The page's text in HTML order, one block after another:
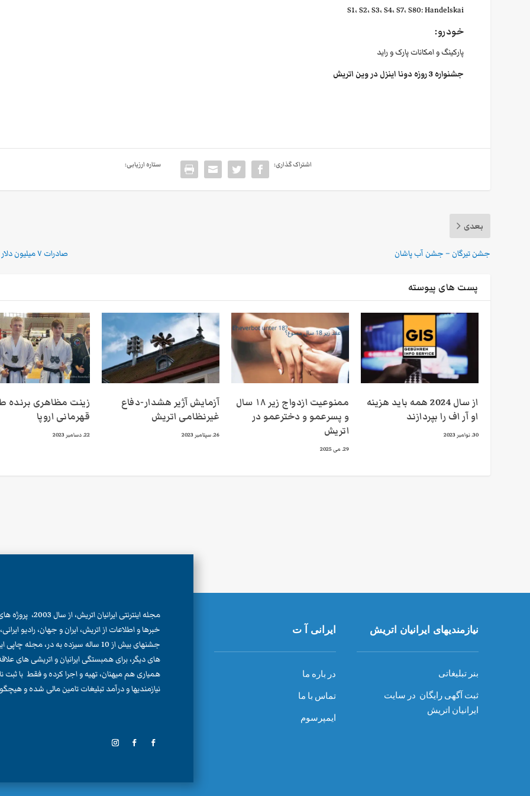
S1، S2، S3، S4، S7، S80: Handelskai
خودرو:
پارکینگ و امکانات پارک و راید
جشنواره 3 روزه دونا اینزل در وین اتریش
اشتراک گذاری: ستاره ارزیابی:
صادرات ۷ میلیون دلار آب به روسیه
بعدی
جشن تیرگان – جشن آب پاشان
پست های پیوسته
از سال 2024 همه باید هزینه
او آر اف را بپردازند
30. نوامبر 2023
ممنوعیت ازدواج زیر ۱۸ سال
و پسرعمو و دخترعمو در
اتریش
29. می 2025
آزمایش آژیر هشدار-دفاع
غیرنظامی اتریش
26. سپتامبر 2023
زینت مظاهری برنده
قهرمانی اروپا
22. دسامبر 2023
مجله اینترنتی ایرانیان
خبرها و اطلاعات از اتریش، ایران و جهان، رادیو
جشنهای بیش از 10 ساله سیزده به در، مجله
های دیگر، برای همبستگی ایرانیان و اتریشی های علاقه
همیاری هم میهنان، تهیه و اجرا کرده و فقط با
نیازمندیها و درآمد تبلیغات تامین مالی شده و
ایرانی آ ت
در باره ما
تماس با ما
ایمپرسوم
نیازمندیهای ایرانیان اتریش
بنر تبلیغاتی
ثبت آگهی رایگان در سایت
ایرانیان اتریش